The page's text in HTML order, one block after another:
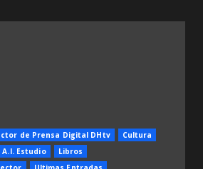
de Prensa Digital DHtv
Cultura
Estudio
Libros